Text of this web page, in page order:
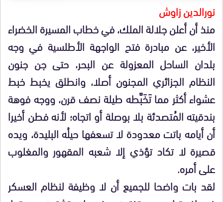
نورالدين زاوش
منذ أن أعلن جلالة الملك، في خطاب المسيرة الخضراء
الأخير، عن مبادرة فتح الواجهة الأطلسية في وجه
بلدان الساحل المعزولة عن البحر، حتى جن جنون
النظام الجزائري المجنون أصلا، وانطلق يخبط خبط
عشواء أكثر مما تَخَبَّطه طيلة نصف قرن، ووجه فوهة
بندقيته المُتصدئة بلا بوصلة أو اتجاه؛ لأنه فطن أخيرا
أن أيامه باتت معدودة لا تسعفها حيلُه البليدة، ويده
قصيرة لا تكاد تؤذي إلا شعبه المقهور والمغلوب
على أمره.
لقد بات واضحا للجميع أن لا وظيفة لنظام العسكر